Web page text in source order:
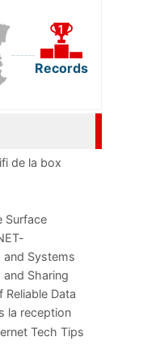
Records
de la box
Surface
and Systems
Sharing
Data
la reception
Tech Tips